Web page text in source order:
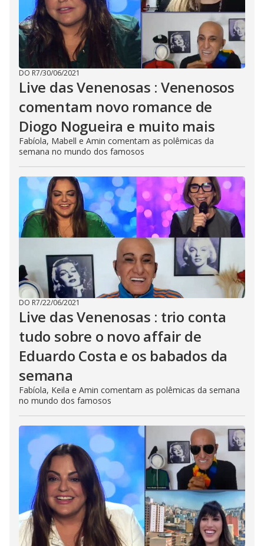
DO R7/30/06/2021
Live das Venenosas : Venenosos
comentam novo romance de
Diogo Nogueira e muito mais
Fabíola, Mabell e Amin comentam as polêmicas da
semana no mundo dos famosos
DO R7/22/06/2021
Live das Venenosas : trio conta
tudo sobre o novo affair de
Eduardo Costa e os babados da
semana
Fabíola, Keila e Amin comentam as polêmicas da semana
no mundo dos famosos